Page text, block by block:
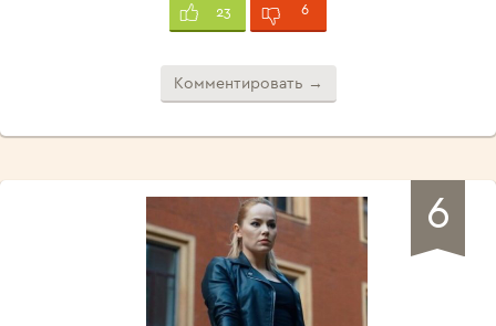
23 6
Комментировать →
6